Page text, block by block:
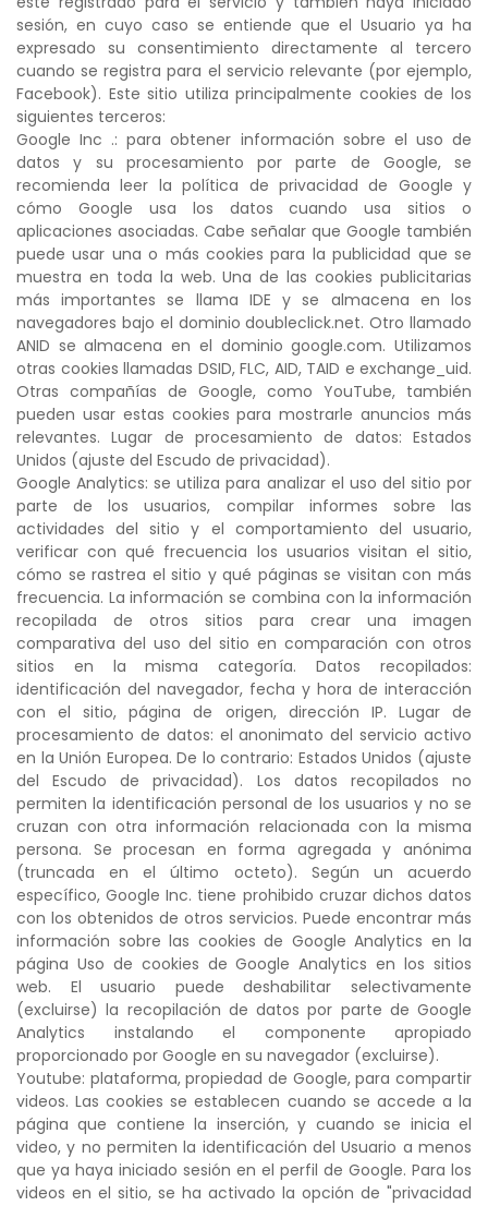
sesión, en cuyo caso se entiende que el Usuario ya ha
expresado su consentimiento directamente al tercero
cuando se registra para el servicio relevante (por ejemplo,
Facebook). Este sitio utiliza principalmente cookies de los
siguientes terceros:
Google Inc .: para obtener información sobre el uso de
datos y su procesamiento por parte de Google, se
recomienda leer la política de privacidad de Google y
cómo Google usa los datos cuando usa sitios o
aplicaciones asociadas. Cabe señalar que Google también
puede usar una o más cookies para la publicidad que se
muestra en toda la web. Una de las cookies publicitarias
más importantes se llama IDE y se almacena en los
navegadores bajo el dominio doubleclick.net. Otro llamado
ANID se almacena en el dominio google.com. Utilizamos
otras cookies llamadas DSID, FLC, AID, TAID e exchange_uid.
Otras compañías de Google, como YouTube, también
pueden usar estas cookies para mostrarle anuncios más
relevantes. Lugar de procesamiento de datos: Estados
Unidos (ajuste del Escudo de privacidad).
Google Analytics: se utiliza para analizar el uso del sitio por
parte de los usuarios, compilar informes sobre las
actividades del sitio y el comportamiento del usuario,
verificar con qué frecuencia los usuarios visitan el sitio,
cómo se rastrea el sitio y qué páginas se visitan con más
frecuencia. La información se combina con la información
recopilada de otros sitios para crear una imagen
comparativa del uso del sitio en comparación con otros
sitios en la misma categoría. Datos recopilados:
identificación del navegador, fecha y hora de interacción
con el sitio, página de origen, dirección IP. Lugar de
procesamiento de datos: el anonimato del servicio activo
en la Unión Europea. De lo contrario: Estados Unidos (ajuste
del Escudo de privacidad). Los datos recopilados no
permiten la identificación personal de los usuarios y no se
cruzan con otra información relacionada con la misma
persona. Se procesan en forma agregada y anónima
(truncada en el último octeto). Según un acuerdo
específico, Google Inc. tiene prohibido cruzar dichos datos
con los obtenidos de otros servicios. Puede encontrar más
información sobre las cookies de Google Analytics en la
página Uso de cookies de Google Analytics en los sitios
web. El usuario puede deshabilitar selectivamente
(excluirse) la recopilación de datos por parte de Google
Analytics instalando el componente apropiado
proporcionado por Google en su navegador (excluirse).
Youtube: plataforma, propiedad de Google, para compartir
videos. Las cookies se establecen cuando se accede a la
página que contiene la inserción, y cuando se inicia el
video, y no permiten la identificación del Usuario a menos
que ya haya iniciado sesión en el perfil de Google. Para los
videos en el sitio, se ha activado la opción de "privacidad